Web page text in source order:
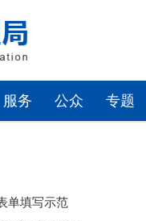
服务 公众 专题
单填写示范